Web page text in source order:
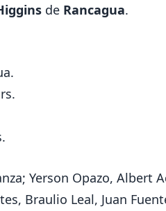
de Rancagua.
Yerson Opazo, Albert
Braulio Leal, Juan